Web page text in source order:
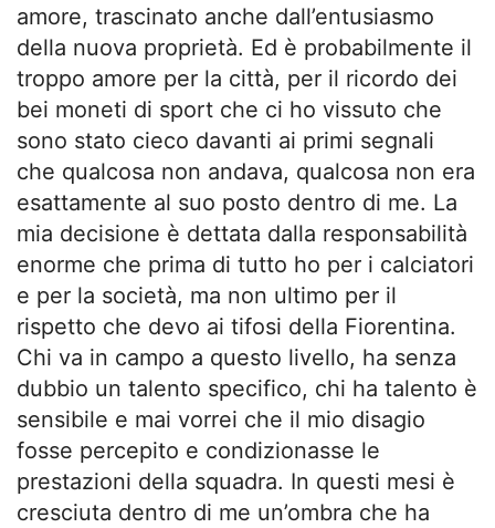
amore, trascinato anche dall’entusiasmo
della nuova proprietà. Ed è probabilmente il
troppo amore per la città, per il ricordo dei
bei moneti di sport che ci ho vissuto che
sono stato cieco davanti ai primi segnali
che qualcosa non andava, qualcosa non era
esattamente al suo posto dentro di me. La
mia decisione è dettata dalla responsabilità
enorme che prima di tutto ho per i calciatori
e per la società, ma non ultimo per il
rispetto che devo ai tifosi della Fiorentina.
Chi va in campo a questo livello, ha senza
dubbio un talento specifico, chi ha talento è
sensibile e mai vorrei che il mio disagio
fosse percepito e condizionasse le
prestazioni della squadra. In questi mesi è
cresciuta dentro di me un’ombra che ha